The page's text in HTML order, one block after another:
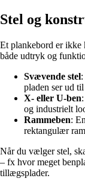
Stel og
Et plankebord er ikke
både udtryk og
Svævende stel
pladen ser ud
X- eller U-ben
og industrielt
Rammeben:
rektangulær
Når du vælger stel,
– fx hvor meget
tillægsplader.